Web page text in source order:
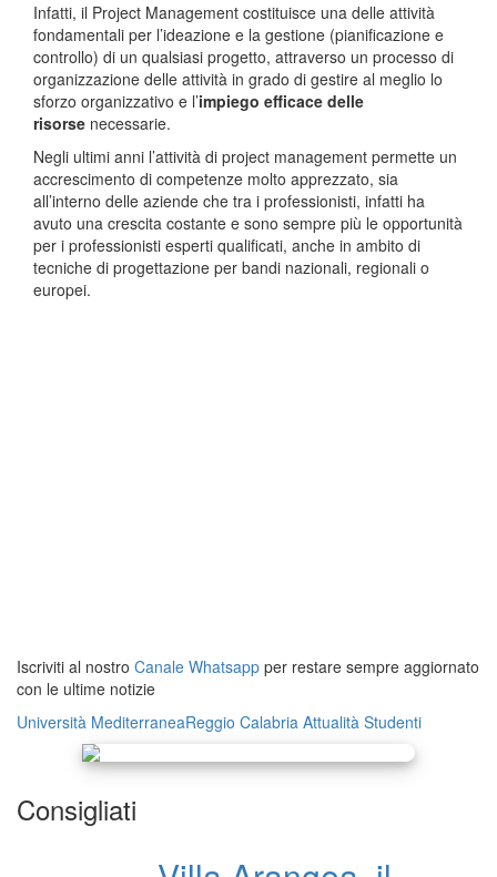
Infatti, il Project Management costituisce una delle attività
fondamentali per l’ideazione e la gestione (pianificazione e
controllo) di un qualsiasi progetto, attraverso un processo di
organizzazione delle attività in grado di gestire al meglio lo
sforzo organizzativo e l’impiego efficace delle
risorse necessarie.
Negli ultimi anni l’attività di project management permette un
accrescimento di competenze molto apprezzato, sia
all’interno delle aziende che tra i professionisti, infatti ha
avuto una crescita costante e sono sempre più le opportunità
per i professionisti esperti qualificati, anche in ambito di
tecniche di progettazione per bandi nazionali, regionali o
europei.
Iscriviti al nostro Canale Whatsapp per restare sempre aggiornato
con le ultime notizie
Università MediterraneaReggio Calabria Attualità Studenti
Consigliati